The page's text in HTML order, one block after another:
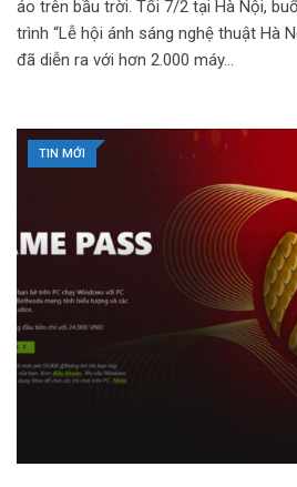
ảo trên bầu trời. Tối 7/2 tại Hà Nội,
trình “Lễ hội ánh sáng nghệ thuật Hà
đã diễn ra với hơn 2.000 máy…
TIN MỚI